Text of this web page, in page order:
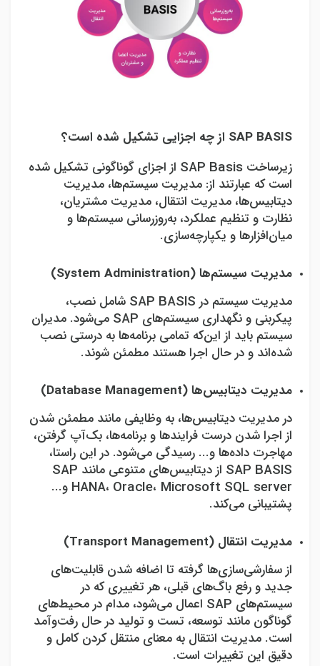
SAP BASIS از چه اجزایی تشکیل شده است؟
زیرساخت SAP Basis از اجزای گوناگونی تشکیل شده
است که عبارتند از: مدیریت سیستم‌ها، مدیریت
دیتابیس‌ها، مدیریت انتقال، مدیریت مشتریان،
نظارت و تنظیم عملکرد، به‌روزرسانی سیستم‌ها و
میان‌افزارها و یکپارچه‌سازی.
مدیریت سیستم‌ها (System Administration
)
مدیریت سیستم در SAP BASIS شامل نصب،
پیکربنی و نگهداری سیستم‌های SAP می‌شود. مدیران
سیستم باید از این‌که تمامی برنامه‌ها به درستی نصب
شده‌اند و در حال اجرا هستند مطمئن شوند.
مدیریت دیتابیس‌ها (Database Management
)
در مدیریت دیتابیس‌ها، به وظایفی مانند مطمئن شدن
از اجرا شدن درست فرایندها و برنامه‌ها، بک‌آپ گرفتن،
مهاجرت داده‌ها و... رسیدگی می‌شود. در این راستا،
SAP BASIS از دیتابیس‌های متنوعی مانند SAP
HANA، Oracle، Microsoft SQL server
و...
پشتیبانی می‌کند.
مدیریت انتقال (Transport Management
)
از سفارشی‌سازی‌ها گرفته تا اضافه شدن قابلیت‌های
جدید و رفع باگ‌های قبلی، هر تغییری که در
سیستم‌های SAP اعمال می‌شود، مدام در محیط‌های
گوناگون مانند توسعه، تست و تولید در حال رفت‌وآمد
است. مدیریت انتقال به معنای منتقل کردن کامل و
دقیق این تغییرات است.